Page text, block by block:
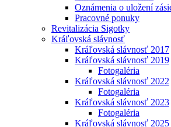
Oznámenia o uložení
Pracovné ponuky
Revitalizácia Sigotky
Kráľovská slávnosť
Kráľovská slávnosť 2017
Kráľovská slávnosť 2019
Fotogaléria
Kráľovská slávnosť 2022
Fotogaléria
Kráľovská slávnosť 2023
Fotogaléria
Kráľovská slávnosť 2025